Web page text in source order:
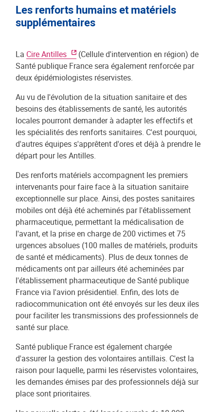
Les renforts humains et matériels
supplémentaires
La Cire Antilles
(Cellule d'intervention en région) de
Santé publique France sera également renforcée par
deux épidémiologistes réservistes.
Au vu de l'évolution de la situation sanitaire et des
besoins des établissements de santé, les autorités
locales pourront demander à adapter les effectifs et
les spécialités des renforts sanitaires. C'est pourquoi,
d'autres équipes s'apprêtent d'ores et déjà à prendre le
départ pour les Antilles.
Des renforts matériels accompagnent les premiers
intervenants pour faire face à la situation sanitaire
exceptionnelle sur place. Ainsi, des postes sanitaires
mobiles ont déjà été acheminés par l'établissement
pharmaceutique, permettant la médicalisation de
l'avant, et la prise en charge de 200 victimes et 75
urgences absolues (100 malles de matériels, produits
de santé et médicaments). Plus de deux tonnes de
médicaments ont par ailleurs été acheminées par
l'établissement pharmaceutique de Santé publique
France via l'avion présidentiel. Enfin, des lots de
radiocommunication ont été envoyés sur les deux iles
pour faciliter les transmissions des professionnels de
santé sur place.
Santé publique France est également chargée
d'assurer la gestion des volontaires antillais. C'est la
raison pour laquelle, parmi les réservistes volontaires,
les demandes émises par des professionnels déjà sur
place sont prioritaires.